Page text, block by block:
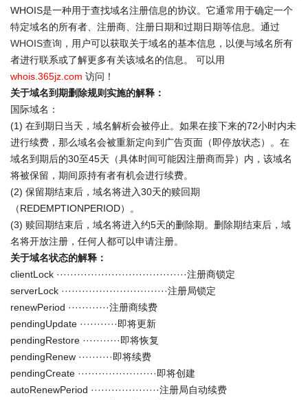
WHOIS是一种用于查找域名注册信息的协议。它通常用于确定一个
特定域名的所有者、注册商、注册日期和过期日期等信息。通过
WHOIS查询 ，用户可以获取关于域名的基本信息，以便与域名所有
者进行联系或了解更多有关该域名的信息。 可以用
whois.365jz.com 访问！
关于域名到期删除规则实施的解释：
国际域名：
(1) 在到期日当天，域名解析会被停止。如果在接下来的72小时内未
进行续费，那么域名会被重新定向到广告页面（即停放状态）。在
域名到期后的30至45天（具体时间可能因注册商而异）内，该域名
将被保留，期间原持有者有机会进行续费。
(2) 保留期结束后，域名将进入30天的赎回期
（REDEMPTIONPERIOD）。
(3) 赎回期结束后，域名将进入约5天的删除期。删除期结束后，域
名将开放注册，任何人都可以申请注册。
关于域名状态的解释：
clientLock ······································注册商锁定
serverLock ·······························注册局锁定
renewPeriod ············注册商续费
pendingUpdate ···········即将更新
pendingRestore ···········即将恢复
pendingRenew ··········即将续费
pendingCreate ·······················即将创建
autoRenewPeriod ····················注册局自动续费